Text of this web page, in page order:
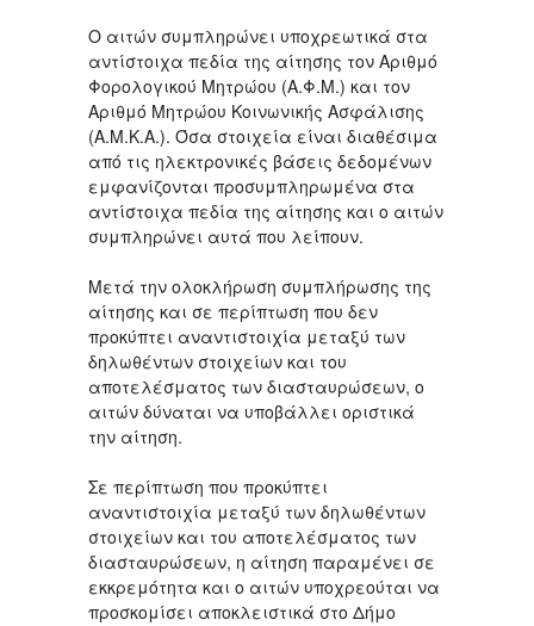
Ο αιτών συμπληρώνει υποχρεωτικά στα
αντίστοιχα πεδία της αίτησης τον Αριθμό
Φορολογικού Μητρώου (Α.Φ.Μ.) και τον
Αριθμό Μητρώου Κοινωνικής Ασφάλισης
(Α.Μ.Κ.Α.). Όσα στοιχεία είναι διαθέσιμα
από τις ηλεκτρονικές βάσεις δεδομένων
εμφανίζονται προσυμπληρωμένα στα
αντίστοιχα πεδία της αίτησης και ο αιτών
συμπληρώνει αυτά που λείπουν.
Μετά την ολοκλήρωση συμπλήρωσης της
αίτησης και σε περίπτωση που δεν
προκύπτει αναντιστοιχία μεταξύ των
δηλωθέντων στοιχείων και του
αποτελέσματος των διασταυρώσεων, ο
αιτών δύναται να υποβάλλει οριστικά
την αίτηση.
Σε περίπτωση που προκύπτει
αναντιστοιχία μεταξύ των δηλωθέντων
στοιχείων και του αποτελέσματος των
διασταυρώσεων, η αίτηση παραμένει σε
εκκρεμότητα και ο αιτών υποχρεούται να
προσκομίσει αποκλειστικά στο Δήμο